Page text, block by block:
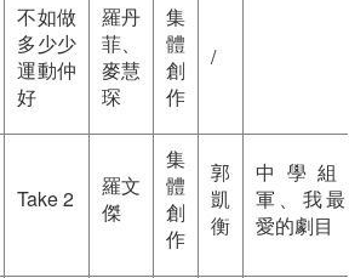
不如做
多少少
運動仲
好
羅丹
菲、
麥慧
琛
集
體
創
作
/
Take 2
羅文
傑
集
體
創
作
郭
凱
衡
中學組
軍、我
愛的劇目